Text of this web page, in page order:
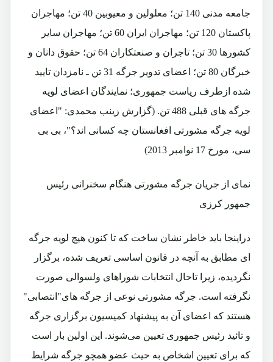
جامعه مدنی 140 تن؛ معلولین و معیوبین 40 تن؛ مهاجران
پاکستان 120 تن؛ مهاجران ایران 60 تن؛ مهاجران سایر
کشورها 30 تن؛ تاجران و صنعتکاران 64 تن؛ حقوق دانان و
خبرگان 80 تن؛ اعضای تدویر جرگه 31 تن ـ نامزدان تایید
شده ازطرف ریاست جمهوری؛ نمایندگان اعضای لویه
جرگه های قبلی 488 تن. (گزارش زینب محمدی: "اعضای
لویه جرگه مشورتی افغانستان چه کسانی اند؟"، بی بی
سی، مورخ 17 نوامبر 2013)
نمای از جریان جرگه مشورتی هنگام سخنرانی رئیس
جمهور کرزی
دراینجا باید خاطر نشان ساخت که تا کنون هیچ لویه جرگه
ای مطابق به آنچه در قانون اساسی تعریف شده، برگزار
نگردیده، زیرا تاحال انتخابات شوراهای ولسوالی صورت
نگرفته است. جرگه مشورتی نوعی از جرگه های"انتصابی"
هستند که اعضای آن به پیشنهاد کمیسیون برگزاری جرگه
و تائید رئیس جمهوری تعیین می‌شوند. این اولین بار است
که برای تعیین اشخاص به حیث عضو همچو جرگه شرایط